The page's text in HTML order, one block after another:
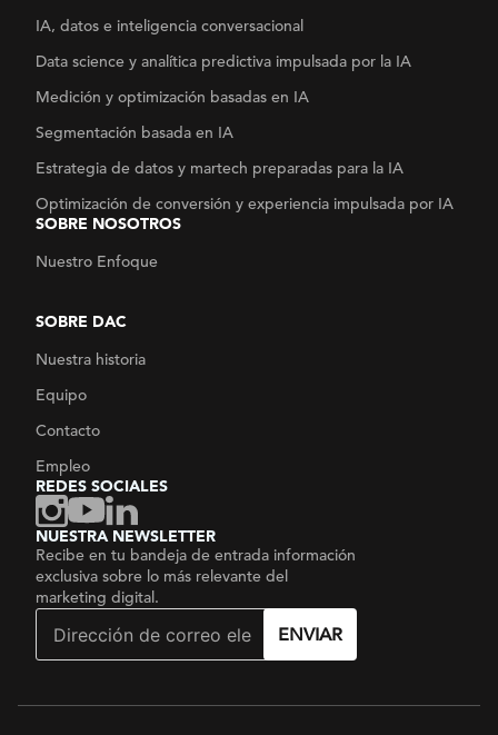
IA, datos e inteligencia conversacional
Data science y analítica predictiva impulsada por la IA
Medición y optimización basadas en IA
Segmentación basada en IA
Estrategia de datos y martech preparadas para la IA
Optimización de conversión y experiencia impulsada por IA
SOBRE NOSOTROS
Nuestro Enfoque
SOBRE DAC
Nuestra historia
Equipo
Contacto
Empleo
REDES SOCIALES
NUESTRA NEWSLETTER
Recibe en tu bandeja de entrada información
exclusiva sobre lo más relevante del
marketing digital.
ENVIAR